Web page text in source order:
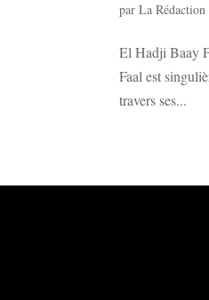
parLa Rédaction
El Hadji Baay
Faal est
travers ses...